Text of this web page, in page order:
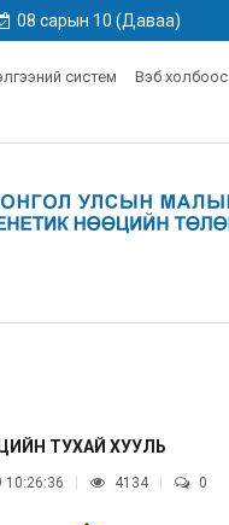
08 сарын 10 (Даваа)
систем Вэб холбоос
ТУХАЙ ХУУЛЬ
10:26:36 4134 0